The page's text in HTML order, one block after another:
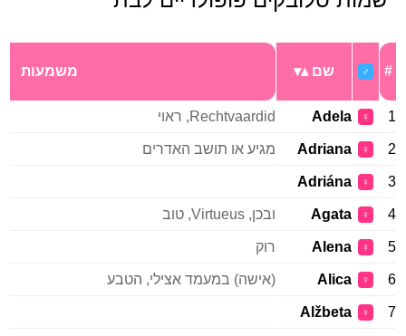
#
♂ שם משמעות
1
♀
Adela Rechtvaardid, ראוי
2
♀
Adriana מגיע או תושב האדרים
3
♀
Adriána
4
♀
Agata ובכן, Virtueus, טוב
5
♀
Alena רוק
6
♀
Alica (אישה) במעמד אצילי, הטבע
7
♀
Alžbeta